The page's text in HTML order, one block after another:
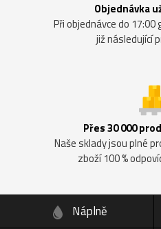
Objednávka
Při objednávce do
již následující
Přes 30 000
Naše sklady jsou plné
zboží 100 %
Náplně